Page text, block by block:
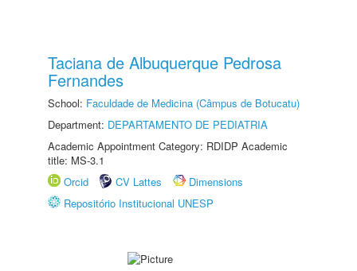
Taciana de Albuquerque Pedrosa
Fernandes
School: Faculdade de Medicina (Câmpus de Botucatu)
Department: DEPARTAMENTO DE PEDIATRIA
Academic Appointment Category: RDIDP Academic
title: MS-3.1
Orcid
CV Lattes
Dimensions
Repositório Institucional UNESP